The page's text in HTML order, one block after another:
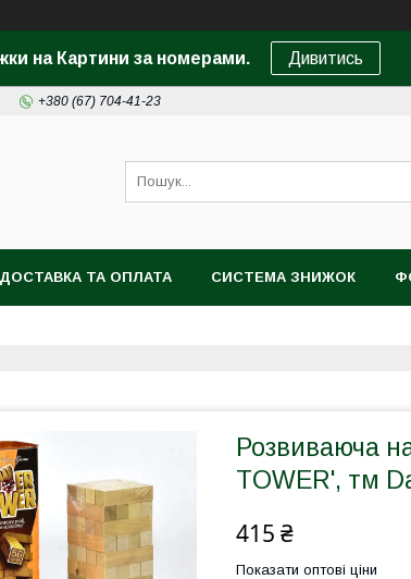
на Картини за номерами. Дивитись
+380 (67) 704-41-23
ДОСТАВКА ТА ОПЛАТА СИСТЕМА ЗНИЖОК
Розвиваюча
TOWER', тм
415 ₴
Показати оптові ціни